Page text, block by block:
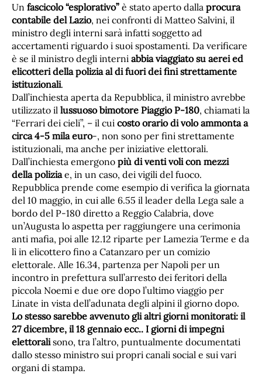
Un fascicolo “esplorativo” è stato aperto dalla procura
contabile del Lazio, nei confronti di Matteo Salvini, il
ministro degli interni sarà infatti soggetto ad
accertamenti riguardo i suoi spostamenti. Da verificare
è se il ministro degli interni abbia viaggiato su aerei ed
elicotteri della polizia al di fuori dei fini strettamente
istituzionali.
Dall’inchiesta aperta da Repubblica, il ministro avrebbe
utilizzato il lussuoso bimotore Piaggio P-180, chiamati la
“Ferrari dei cieli”, – il cui costo orario di volo ammonta a
circa 4-5 mila euro-, non sono per fini strettamente
istituzionali, ma anche per iniziative elettorali.
Dall’inchiesta emergono più di venti voli con mezzi
della poliziae, in un caso, dei vigili del fuoco.
Repubblica prende come esempio di verifica la giornata
del 10 maggio, in cui alle 6.55 il leader della Lega sale a
bordo del P-180 diretto a Reggio Calabria, dove
un’Augusta lo aspetta per raggiungere una cerimonia
anti mafia, poi alle 12.12 riparte per Lamezia Terme e da
lì in elicottero fino a Catanzaro per un comizio
elettorale. Alle 16.34, partenza per Napoli per un
incontro in prefettura sull’arresto dei feritori della
piccola Noemi e due ore dopo l’ultimo viaggio per
Linate in vista dell’adunata degli alpini il giorno dopo.
Lo stesso sarebbe avvenuto gli altri giorni monitorati: il
27 dicembre, il 18 gennaio ecc.. I giorni di impegni
elettoralisono, tra l’altro, puntualmente documentati
dallo stesso ministro sui propri canali social e sui vari
organi di stampa.